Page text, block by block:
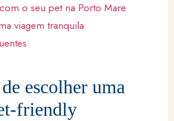
o seu pet na Porto Mare
viagem tranquila
escolher uma
friendly